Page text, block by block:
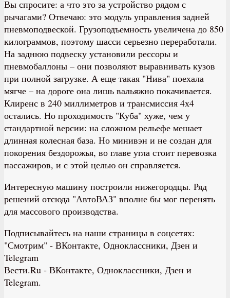
Вы спросите: а что это за устройство рядом с
рычагами? Отвечаю: это модуль управления задней
пневмоподвеской. Грузоподъемность увеличена до 850
килограммов, поэтому шасси серьезно переработали.
На заднюю подвеску установили рессоры и
пневмобаллоны – они позволяют выравнивать кузов
при полной загрузке. А еще такая "Нива" поехала
мягче – на дороге она лишь вальяжно покачивается.
Клиренс в 240 миллиметров и трансмиссия 4х4
остались. Но проходимость "Куба" хуже, чем у
стандартной версии: на сложном рельефе мешает
длинная колесная база. Но минивэн и не создан для
покорения бездорожья, во главе угла стоит перевозка
пассажиров, и с этой целью он справляется.
Интересную машину построили нижегородцы. Ряд
решений отсюда "АвтоВАЗ" вполне бы мог перенять
для массового производства.
Подписывайтесь на наши страницы в соцсетях:
"Смотрим" ‐ ВКонтакте, Одноклассники, Дзен и
Telegram
Вести.Ru ‐ ВКонтакте, Одноклассники, Дзен и
Telegram.